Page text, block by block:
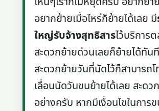
อยากย้ายเมื่อไหร่ก็ย้ายได้เลย มี
ใหญ่รับจ้างสุทธิสารไว้บริการ
สะดวกย้ายด่วนเลยก็ย้ายได้ทัน
สะดวกย้ายวันที่นัดไว้ก็สามารถโ
เลื่อนนัดวันขนย้ายได้เลย สะด
อย่างครับ หากมีเงื่อนไขในการ